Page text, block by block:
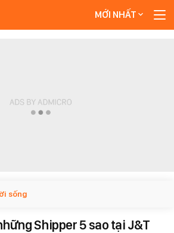
MỚI NHẤT
sống
Shipper 5 sao tại J&T